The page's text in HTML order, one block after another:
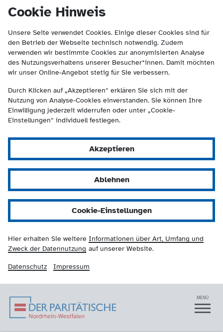
Cookie Hinweis
Unsere Seite verwendet Cookies. Einige dieser Cookies sind für
den Betrieb der Webseite technisch notwendig. Zudem
verwenden wir bestimmte Cookies zur anonymisierten Analyse
des Nutzungsverhaltens unserer Besucher*innen. Damit möchten
wir unser Online-Angebot stetig für Sie verbessern.
Durch Klicken auf „Akzeptieren“ erklären Sie sich mit der
Nutzung von Analyse-Cookies einverstanden. Sie können Ihre
Einwilligung jederzeit widerrufen oder unter „Cookie-
Einstellungen“ individuell festlegen.
Akzeptieren
Ablehnen
Cookie-Einstellungen
Hier erhalten Sie weitere Informationen über Art, Umfang und
Zweck der Datennutzung auf unserer Website.
Datenschutz Impressum
Der Paritätische NRW
springen
(Kontakt und Suche) springen.
Navigation MENÜ